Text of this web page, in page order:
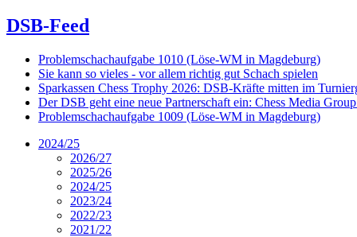
DSB-Feed
Problemschachaufgabe 1010 (Löse-WM in Magdeburg)
Sie kann so vieles - vor allem richtig gut Schach spielen
Sparkassen Chess Trophy 2026: DSB-Kräfte mitten im
Der DSB geht eine neue Partnerschaft ein: Chess Media
Problemschachaufgabe 1009 (Löse-WM in Magdeburg)
2024/25
2026/27
2025/26
2024/25
2023/24
2022/23
2021/22